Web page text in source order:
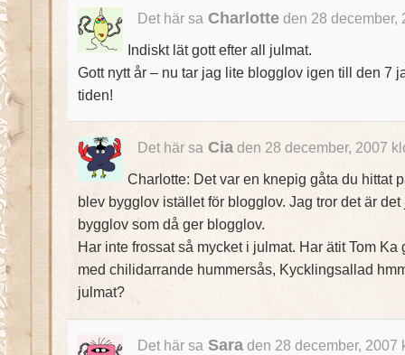
Det här sa Charlotteden 28 december,
Indiskt lät gott efter all julmat.
Gott nytt år – nu tar jag lite blogglov igen till den 7
tiden!
Det här sa Ciaden 28 december, 2007
Charlotte: Det var en knepig gåta du hittat
blev bygglov istället för blogglov. Jag tror det är
bygglov som då ger blogglov.
Har inte frossat så mycket i julmat. Har ätit Tom
med chilidarrande hummersås, Kycklingsallad
julmat?
Det här sa Saraden 28 december, 2007